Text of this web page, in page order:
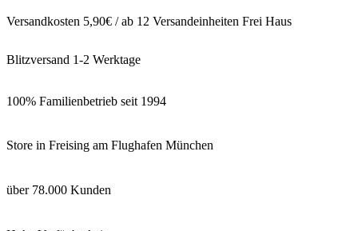
Versandkosten 5,90€ / ab 12 Versandeinheiten Frei Haus
Blitzversand 1-2 Werktage
100% Familienbetrieb seit 1994
Store in Freising am Flughafen München
über 78.000 Kunden